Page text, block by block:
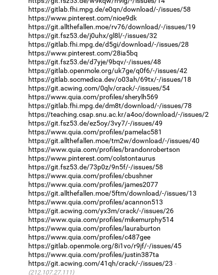
https://gitlab.fhi.mpg.de/e0qn/download/-/issues/58
https://www.pinterest.com/nioe9dk
https://git.allthefallen.moe/rv76/download/-/issues/19
https://git.fsz53.de/j0uhx/gl8l/-/issues/32
https://gitlab.fhi.mpg.de/d5gi/download/-/issues/28
https://www.pinterest.com/28ia5bq
https://git.fsz53.de/d7yje/9bqv/-/issues/48
https://gitlab.openmole.org/uk7ge/q0f6/-/issues/42
https://gitlab.socmedica.dev/o03ah/69tx/-/issues/18
https://git.acwing.com/0qlv/crack/-/issues/54
https://www.quia.com/profiles/sherylh569
https://gitlab.fhi.mpg.de/dm8t/download/-/issues/78
https://teaching.csap.snu.ac.kr/a4oo/download/-/issues/2
https://git.fsz53.de/ez5oy/3vy7/-/issues/49
https://www.quia.com/profiles/pamelac581
https://git.allthefallen.moe/tm2w/download/-/issues/40
https://www.quia.com/profiles/brandonrobertson
https://www.pinterest.com/colstontaurus
https://git.fsz53.de/73p0z/9n5f/-/issues/58
https://www.quia.com/profiles/cbushner
https://www.quia.com/profiles/james2077
https://git.allthefallen.moe/5ftm/download/-/issues/13
https://www.quia.com/profiles/acannon513
https://git.acwing.com/yx3m/crack/-/issues/26
https://www.quia.com/profiles/mikemurphy514
https://www.quia.com/profiles/lauraburton
https://www.quia.com/profiles/c487gee
https://gitlab.openmole.org/8i1vo/r9jf/-/issues/45
https://www.quia.com/profiles/justin387ta
https://git.acwing.com/41qh/crack/-/issues/23
(212.107.27.111)